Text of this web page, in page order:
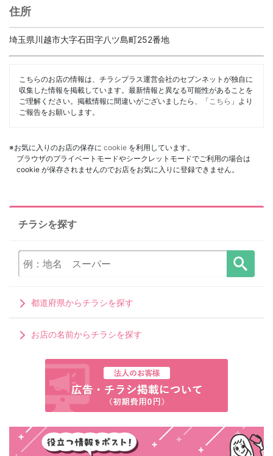
住所
埼玉県川越市大字石田字八ツ島町252番地
こちらのお店の情報は、チラシプラス運営会社のセブンネットが独自に
収集した情報を掲載しています。最新情報と異なる可能性があることを
ご理解ください。掲載情報に間違いがございましたら、「 こちら 」より
ご報告をお願いします。
※お気に入りのお店の保存に cookie を利用しています。
ブラウザのプライベートモードやシークレットモードでご利用の場合は
cookie が保存されませんのでお店をお気に入りに登録できません。
チラシを探す
都道府県からチラシを探す
お店の名前からチラシを探す